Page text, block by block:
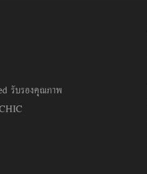
รับรองคุณภาพ